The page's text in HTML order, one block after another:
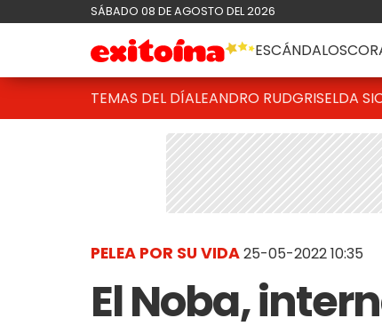
SÁBADO 08 DE AGOSTO DEL 2026
ESCÁNDALOS
TEMAS DEL DÍALEANDRO RUDGRISELDA
PELEA POR SU VIDA25-05-2022 10:35
El Noba,